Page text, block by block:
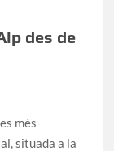
des de
més
situada a la